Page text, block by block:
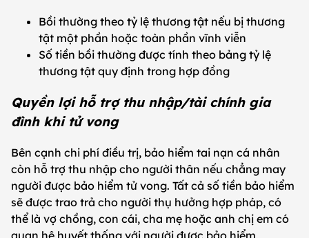
Bồi thường theo tỷ lệ thương tật nếu bị thương
tật một phần hoặc toàn phần vĩnh viễn
Số tiền bồi thường được tính theo bảng tỷ lệ
thương tật quy định trong hợp đồng
Quyền lợi hỗ trợ thu nhập/tài chính gia
đình khi tử vong
Bên cạnh chi phí điều trị, bảo hiểm tai nạn cá nhân
còn hỗ trợ thu nhập cho người thân nếu chẳng may
người được bảo hiểm tử vong. Tất cả số tiền bảo hiểm
sẽ được trao trả cho người thụ hưởng hợp pháp, có
thể là vợ chồng, con cái, cha mẹ hoặc anh chị em có
quan hệ huyết thống với người được bảo hiểm.